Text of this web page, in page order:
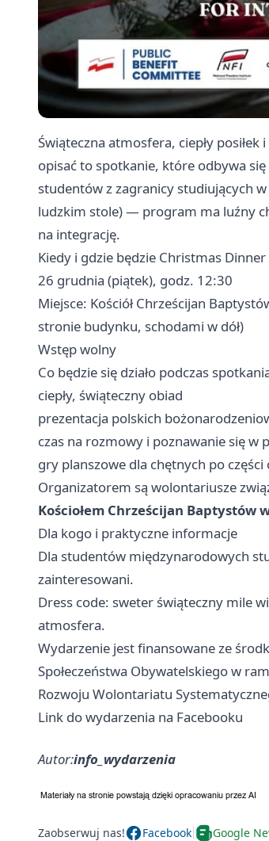
Świąteczna atmosfera, ciepły
opisać to spotkanie, które odbywa
studentów z zagranicy studiujących
ludzkim stole) — program ma luźny
na integrację.
Kiedy i gdzie będzie Christmas
26 grudnia (piątek), godz. 12:30
Miejsce: Kościół Chrześcijan
stronie budynku, schodami w dół)
Wstęp wolny
Co będzie się działo podczas
ciepły, świąteczny obiad
prezentacja polskich
czas na rozmowy i poznawanie się
gry planszowe dla chętnych po części
Organizatorem są wolontariusze
Kościołem Chrześcijan Baptystów
Dla kogo i praktyczne informacje
Dla studentów międzynarodowych
zainteresowani.
Dress code: sweter świąteczny mile
atmosfera.
Wydarzenie jest finansowane ze
Społeczeństwa Obywatelskiego w
Rozwoju Wolontariatu
Link do wydarzenia na Facebooku
Autor:info_wydarzenia
Zaobserwuj nas! Facebook Google